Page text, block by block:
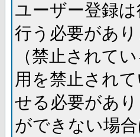
ユーザー登録
行う必要があ
（禁止されて
用を禁止され
せる必要があ
ができない場